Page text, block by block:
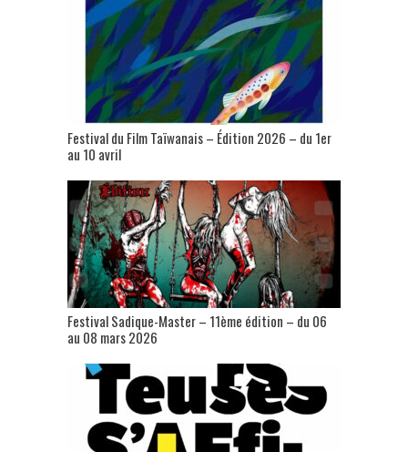
Festival du Film Taïwanais – Édition 2026 – du 1er
au 10 avril
Festival Sadique-Master – 11ème édition – du 06
au 08 mars 2026